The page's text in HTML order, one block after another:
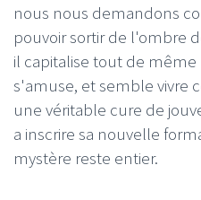
nous nous demandons
pouvoir sortir de l'ombre
il capitalise tout de
s'amuse, et semble vivre
une véritable cure de
a inscrire sa nouvelle
mystère reste entier.